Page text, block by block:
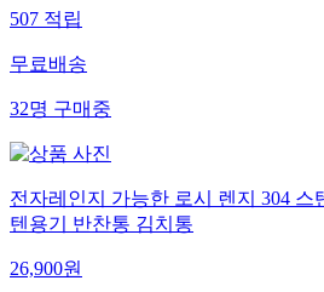
507 적립
무료배송
32명 구매중
전자레인지 가능한 로시 렌지 304 스
텐용기 반찬통 김치통
26,900원